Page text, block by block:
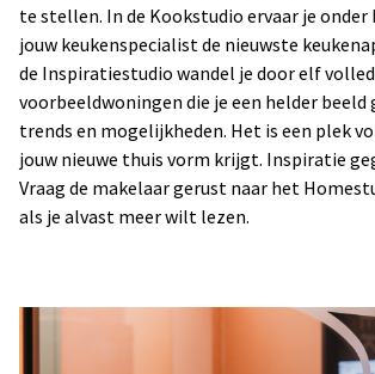
te stellen. In de Kookstudio ervaar je onder
jouw keukenspecialist de nieuwste
de Inspiratiestudio wandel je door elf
voorbeeldwoningen die je een helder beeld
trends en mogelijkheden. Het is een plek
jouw nieuwe thuis vorm krijgt. Inspiratie
Vraag de makelaar gerust naar het
als je alvast meer wilt lezen.